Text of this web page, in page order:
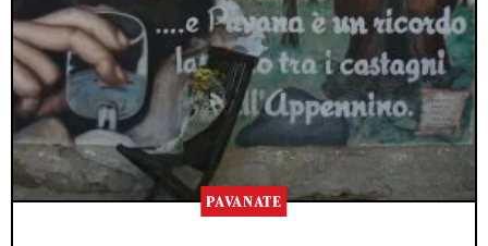
PAVANATE